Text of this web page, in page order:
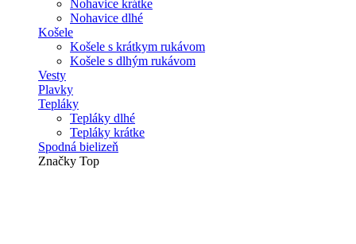
Nohavice krátke
Nohavice dlhé
Košele
Košele s krátkym rukávom
Košele s dlhým rukávom
Vesty
Plavky
Tepláky
Tepláky dlhé
Tepláky krátke
Spodná bielizeň
Značky Top